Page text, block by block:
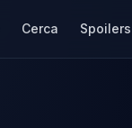
Cerca Spoilers